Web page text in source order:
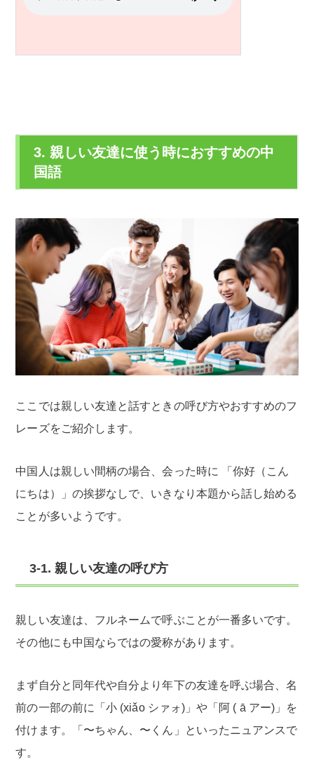
3. 親しい友達に使う時におすすめの中
国語
ここでは親しい友達と話すときの呼び方やおすすめのフ
レーズをご紹介します。
中国人は親しい間柄の場合、会った時に 「你好（こん
にちは）」の挨拶なしで、いきなり本題から話し始める
ことが多いようです。
3-1. 親しい友達の呼び方
親しい友達は、フルネームで呼ぶことが一番多いです。
その他にも中国ならではの愛称があります。
まず自分と同年代や自分より年下の友達を呼ぶ場合、名
前の一部の前に「小 (xiǎo シァォ)」や「阿 ( ā アー)」を
付けます。「〜ちゃん、〜くん」といったニュアンスで
す。